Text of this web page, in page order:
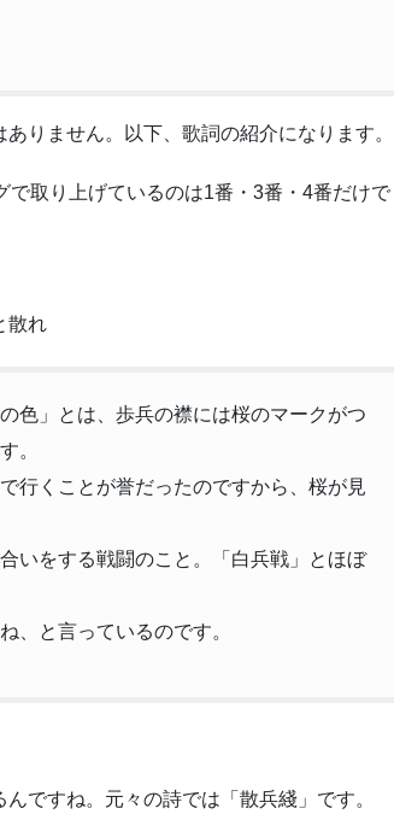
りません。以下、歌詞の紹介になります。
で取り上げているのは1番・3番・4番だけで
散れ
色」とは、歩兵の襟には桜のマークがつ
。
行くことが誉だったのですから、桜が見
いをする戦闘のこと。「白兵戦」とほぼ
、と言っているのです。
ですね。元々の詩では「散兵綫」です。